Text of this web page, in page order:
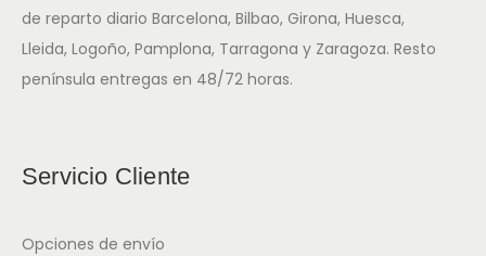
de reparto diario Barcelona, Bilbao, Girona, Huesca,
Lleida, Logoño, Pamplona, Tarragona y Zaragoza. Resto
península entregas en 48/72 horas.
Servicio Cliente
Opciones de envío